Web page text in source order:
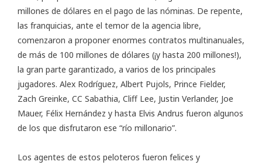
millones de dólares en el pago de las nóminas. De repente,
las franquicias, ante el temor de la agencia libre,
comenzaron a proponer enormes contratos multinanuales,
de más de 100 millones de dólares (¡y hasta 200 millones!),
la gran parte garantizado, a varios de los principales
jugadores. Alex Rodríguez, Albert Pujols, Prince Fielder,
Zach Greinke, CC Sabathia, Cliff Lee, Justin Verlander, Joe
Mauer, Félix Hernández y hasta Elvis Andrus fueron algunos
de los que disfrutaron ese “río millonario”.
Los agentes de estos peloteros fueron felices y